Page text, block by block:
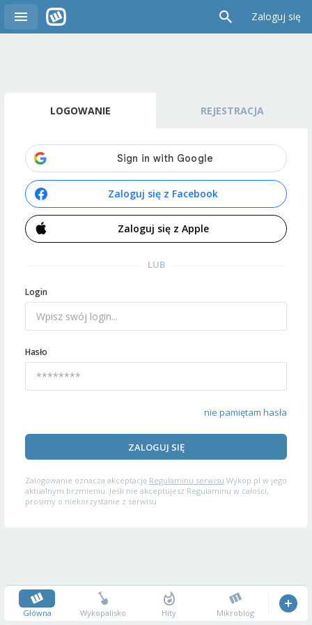
Zaloguj się
LOGOWANIE REJESTRACJA
Zaloguj się z Facebook
Zaloguj się z Apple
LUB
Login
Hasło
nie pamiętam hasła
ZALOGUJ SIĘ
Zalogowanie oznacza akceptację Regulaminu serwisu Wykop.pl w jego
aktualnym brzmieniu. Jeśli nie akceptujesz Regulaminu w całości,
prosimy o niekorzystanie z serwisu.
Główna Wykopalisko Hity Mikroblog